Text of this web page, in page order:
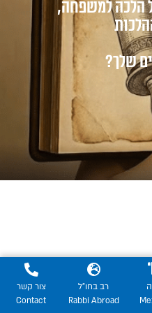
הלכה למשפחה,
שלך?
רב בחו"ל
Rabbi Abroad
צור קשר
Contact